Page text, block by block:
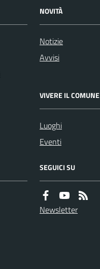
NOVITÀ
Notizie
Avvisi
VIVERE IL COMUNE
Luoghi
Eventi
SEGUICI SU
Newsletter